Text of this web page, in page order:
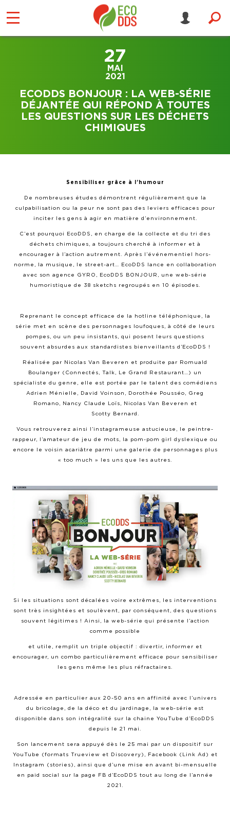
27
MAI
2021
ECODDS BONJOUR : LA WEB-SÉRIE
DÉJANTÉE QUI RÉPOND À TOUTES
LES QUESTIONS SUR LES DÉCHETS
CHIMIQUES
Sensibiliser grâce à l’humour
De nombreuses études démontrent régulièrement que la
culpabilisation ou la peur ne sont pas des leviers efficaces pour
inciter les gens à agir en matière d’environnement.
C’est pourquoi EcoDDS, en charge de la collecte et du tri des
déchets chimiques, a toujours cherché à informer et à
encourager à l’action autrement. Après l’événementiel hors-
norme, la musique, le street-art… EcoDDS lance en collaboration
avec son agence GYRO, EcoDDS BONJOUR, une web-série
humoristique de 38 sketchs regroupés en 10 épisodes.
Reprenant le concept efficace de la hotline téléphonique, la
série met en scène des personnages loufoques, à côté de leurs
pompes, ou un peu insistants, qui posent leurs questions
souvent absurdes aux standardistes bienveillants d’EcoDDS !
Réalisée par Nicolas Van Beveren et produite par Romuald
Boulanger (Connectés, Talk, Le Grand Restaurant…) un
spécialiste du genre, elle est portée par le talent des comédiens
Adrien Ménielle, David Voinson, Dorothée Pousséo, Greg
Romano, Nancy Claude Loïs, Nicolas Van Beveren et
Scotty Bernard.
Vous retrouverez ainsi l’instagrameuse astucieuse, le peintre-
rappeur, l’amateur de jeu de mots, la pom-pom girl dyslexique ou
encore le voisin acariâtre parmi une galerie de personnages plus
« too much » les uns que les autres.
Si les situations sont décalées voire extrêmes, les interventions
sont très insightées et soulèvent, par conséquent, des questions
souvent légitimes ! Ainsi, la web-série qui présente l’action
comme possible
et utile, remplit un triple objectif : divertir, informer et
encourager, un combo particulièrement efficace pour sensibiliser
les gens même les plus réfractaires.
Adressée en particulier aux 20-50 ans en affinité avec l’univers
du bricolage, de la déco et du jardinage, la web-série est
disponible dans son intégralité sur la chaine YouTube d’EcoDDS
depuis le 21 mai.
Son lancement sera appuyé dès le 25 mai par un dispositif sur
YouTube (formats Trueview et Discovery), Facebook (Link Ad) et
Instagram (stories), ainsi que d’une mise en avant bi-mensuelle
en paid social sur la page FB d’EcoDDS tout au long de l’année
2021.